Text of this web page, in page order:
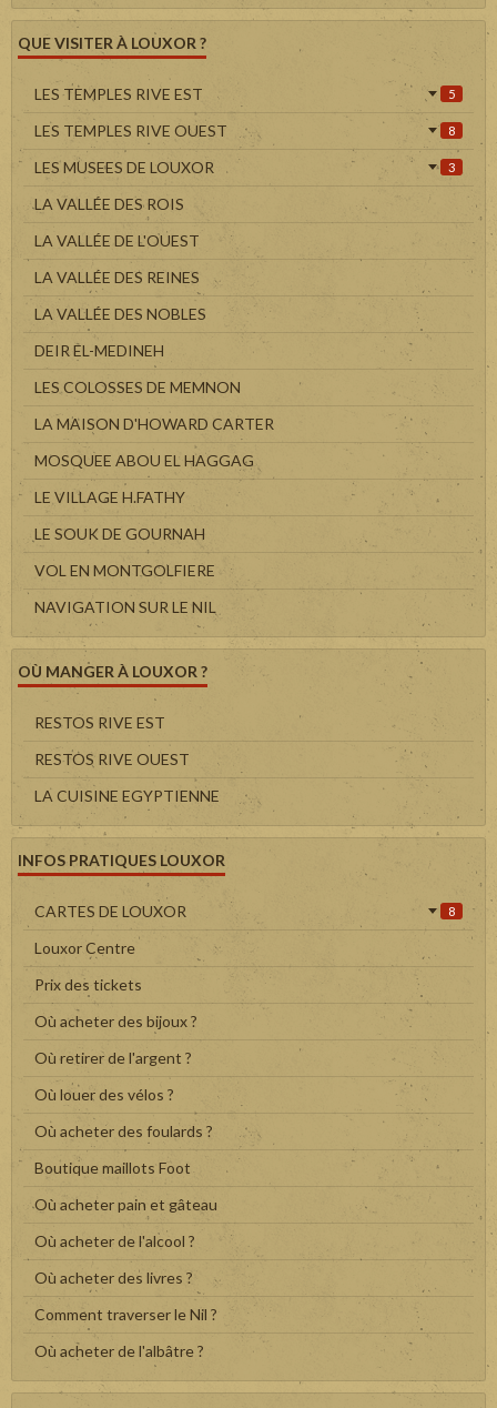
QUE VISITER À LOUXOR ?
LES TEMPLES RIVE EST 5
LES TEMPLES RIVE OUEST 8
LES MUSEES DE LOUXOR 3
LA VALLÉE DES ROIS
LA VALLÉE DE L'OUEST
LA VALLÉE DES REINES
LA VALLÉE DES NOBLES
DEIR EL-MEDINEH
LES COLOSSES DE MEMNON
LA MAISON D'HOWARD CARTER
MOSQUEE ABOU EL HAGGAG
LE VILLAGE H.FATHY
LE SOUK DE GOURNAH
VOL EN MONTGOLFIERE
NAVIGATION SUR LE NIL
OÙ MANGER À LOUXOR ?
RESTOS RIVE EST
RESTOS RIVE OUEST
LA CUISINE EGYPTIENNE
INFOS PRATIQUES LOUXOR
CARTES DE LOUXOR 8
Louxor Centre
Prix des tickets
Où acheter des bijoux ?
Où retirer de l'argent ?
Où louer des vélos ?
Où acheter des foulards ?
Boutique maillots Foot
Où acheter pain et gâteau
Où acheter de l'alcool ?
Où acheter des livres ?
Comment traverser le Nil ?
Où acheter de l'albâtre ?